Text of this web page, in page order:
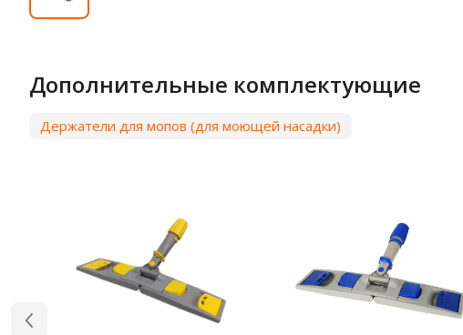
Дополнительные комплектующие
Держатели для мопов (для моющей насадки)